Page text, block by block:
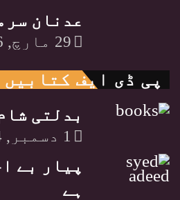
عدنان
29 مارچ, 2026
پی ڈی ایف
بدلتی
1 دسمبر, 2024
پیار بے
ہے